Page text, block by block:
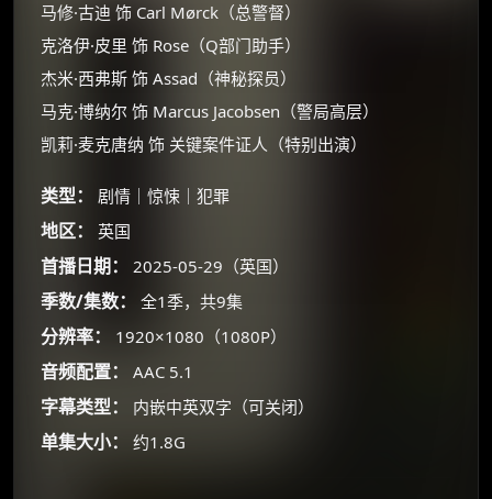
马修·古迪 饰 Carl Mørck（总警督）
克洛伊·皮里 饰 Rose（Q部门助手）
杰米·西弗斯 饰 Assad（神秘探员）
马克·博纳尔 饰 Marcus Jacobsen（警局高层）
凯莉·麦克唐纳 饰 关键案件证人（特别出演）
类型： 剧情｜惊悚｜犯罪
地区： 英国
首播日期： 2025-05-29（英国）
季数/集数： 全1季，共9集
分辨率： 1920×1080（1080P）
音频配置： AAC 5.1
字幕类型： 内嵌中英双字（可关闭）
单集大小： 约1.8G
🧧 福利领取站
☕
朋友们辛苦了 💦
如夸克12个月送14天 最低75元！
价格有浮动，请直接搜索查最低价！